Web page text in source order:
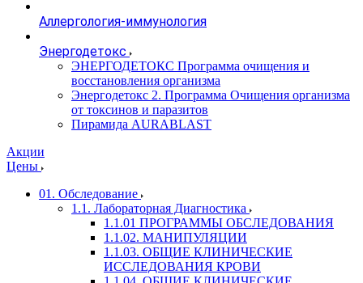
Аллергология-иммунология
Энергодетокс
ЭНЕРГОДЕТОКС Программа очищения и
восстановления организма
Энергодетокс 2. Программа Очищения организма
от токсинов и паразитов
Пирамида AURABLAST
Акции
Цены
01. Обследование
1.1. Лабораторная Диагностика
1.1.01 ПРОГРАММЫ ОБСЛЕДОВАНИЯ
1.1.02. МАНИПУЛЯЦИИ
1.1.03. ОБЩИЕ КЛИНИЧЕСКИЕ
ИССЛЕДОВАНИЯ КРОВИ